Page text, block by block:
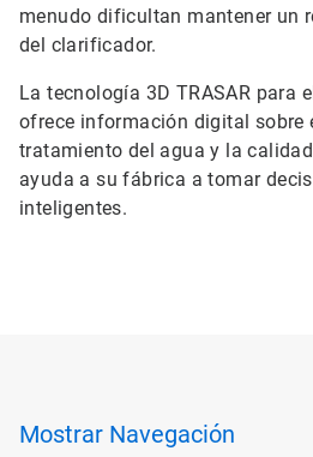
menudo dificultan mantener un
del clarificador.
La tecnología 3D TRASAR para
ofrece información digital sobre
tratamiento del agua y la
ayuda a su fábrica a tomar
inteligentes.
Mostrar Navegación